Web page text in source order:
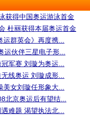
获得中国奥运游泳首金
杜丽获得本届奥运首金
群英会》再度携...
伙伴三星电子形...
军赛 刘璇为奥运...
线奥运 刘璇成形...
女刘璇任形象大...
北京奥运后有望结...
难题 渴望执法北...